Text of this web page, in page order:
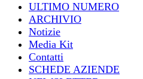
ULTIMO NUMERO
ARCHIVIO
Notizie
Media Kit
Contatti
SCHEDE AZIENDE